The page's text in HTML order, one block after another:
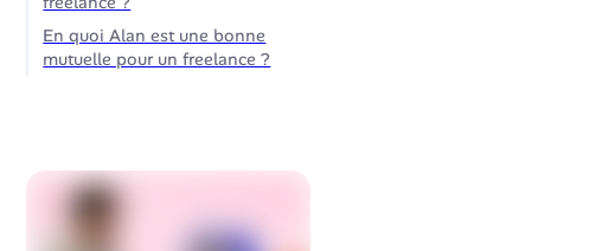
En quoi Alan est une bonne
mutuelle pour un freelance ?